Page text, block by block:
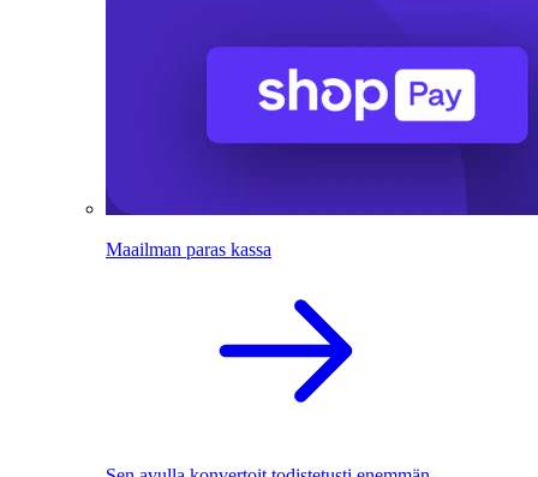
Maailman paras kassa